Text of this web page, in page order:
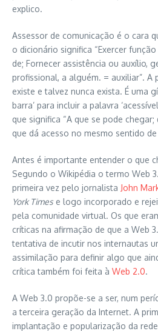
explico.
Assessor de comunicação é o cara
o dicionário significa “Exercer
de; Fornecer assistência ou auxílio,
profissional, a alguém. = auxiliar”. A
existe e talvez nunca exista. É uma
barra’ para incluir a palavra
que significa “A que se pode
que dá acesso no mesmo sentido
Antes é importante entender o que
Segundo o Wikipédia o termo Web
primeira vez pelo jornalista John
York Times e logo incorporado e
pela comunidade virtual. Os que
críticas na afirmação de que a Web
tentativa de incutir nos internautas
assimilação para definir algo que
crítica também foi feita à Web 2.0.
A Web 3.0 propõe-se a ser, num
a terceira geração da Internet. A
implantação e popularização da